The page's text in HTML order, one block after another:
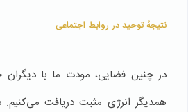
نتیجهٔ توحید در روابط اجتماعی
در چنین فضایی، مودت ما با دیگران
همدیگر انرژی مثبت دریافت